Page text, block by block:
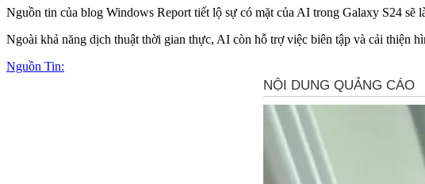
Nguồn tin của blog Windows Report tiết lộ sự có mặt của AI trong Galaxy S24 sẽ
Ngoài khả năng dịch thuật thời gian thực, AI còn hỗ trợ việc biên tập và cải thiện
Nguồn Tin: